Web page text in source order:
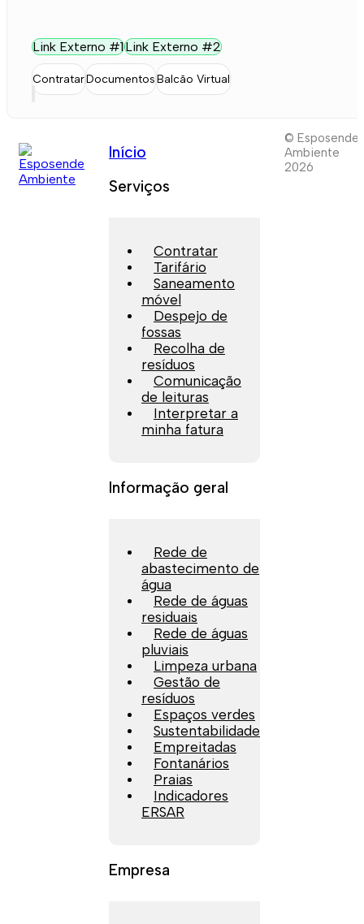
Link Externo #1Link Externo #2
ContratarDocumentosBalcão Virtual
Início
Serviços
Contratar
Tarifário
Saneamento
móvel
Despejo de
fossas
Recolha de
resíduos
Comunicação
de leituras
Interpretar a
minha fatura
Informação geral
Rede de
abastecimento de
água
Rede de águas
residuais
Rede de águas
pluviais
Limpeza urbana
Gestão de
resíduos
Espaços verdes
Sustentabilidade
Empreitadas
Fontanários
Praias
Indicadores
ERSAR
Empresa
© Esposende
Ambiente
2026